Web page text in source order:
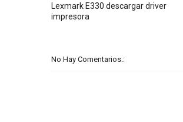
Lexmark E330 descargar driver
impresora
No Hay Comentarios.: